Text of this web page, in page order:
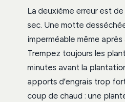
La deuxième erreur est
sec. Une motte
imperméable même après
Trempez toujours les
minutes avant la
apports d’engrais trop
coup de chaud : une